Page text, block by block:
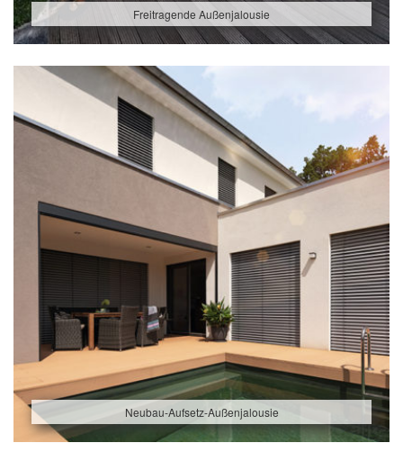
Freitragende Außenjalousie
Neubau-Aufsetz-Außenjalousie